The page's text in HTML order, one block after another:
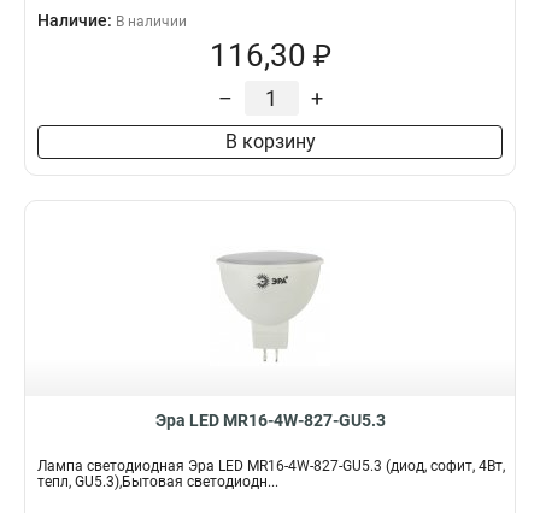
Наличие: В наличии
116,30 ₽
– +
В корзину
Эра LED MR16-4W-827-GU5.3
Лампа светодиодная Эра LED MR16-4W-827-GU5.3 (диод, софит, 4Вт,
тепл, GU5.3),Бытовая светодиодн...